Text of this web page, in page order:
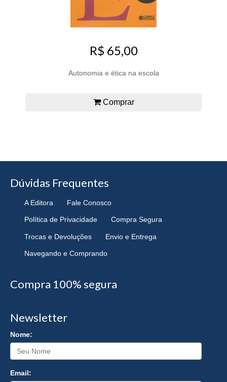
R$ 65,00
Autonomia e ética na escola
Comprar
Dúvidas Frequentes
A Editora Fale Conosco
Política de Privacidade Compra Segura
Trocas e Devoluções Envio e Entrega
Navegando e Comprando
Compra 100% segura
Newsletter
Nome:
Email: